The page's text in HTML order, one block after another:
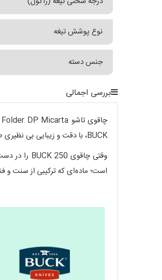
نوع پوشش تیغه
جنس دسته
بررسی اجمالی
BUCK، با دقت و زیبایی بی نظیری طراحی و از مواد اولیه با کیفیت ساخته شده است تا در شرایط مختلف، چه در طبیعت و چه در کارهای روزمره، بهترین عملکرد را ارائه دهد.
است؛ ماده‌ای که ترکیبی از سنت